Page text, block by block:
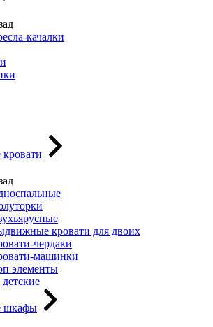
качалки
кровати
кровати для двоих
чердаки
машинки
элементы
шкафы